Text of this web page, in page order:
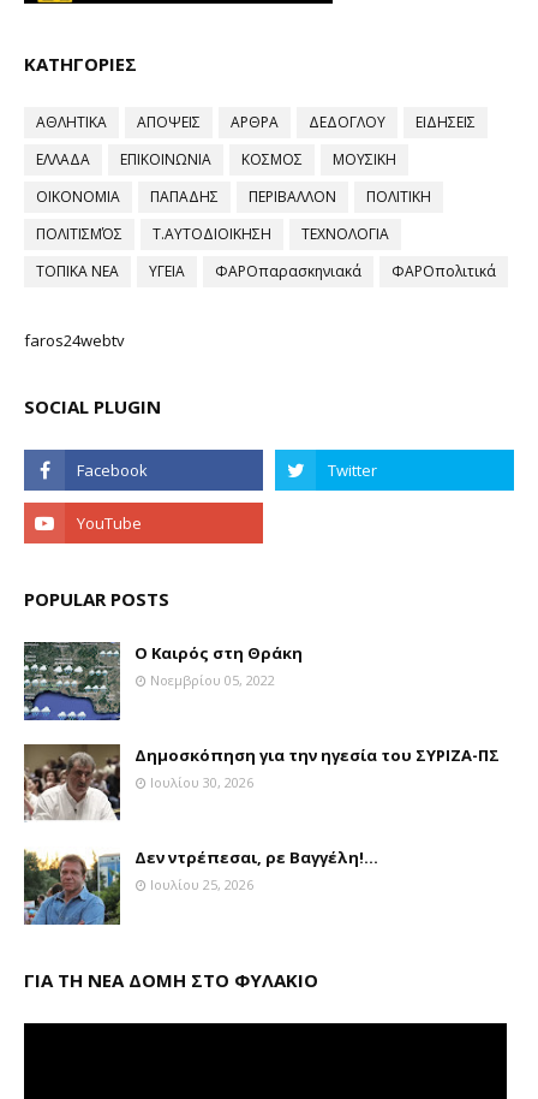
ΚΑΤΗΓΟΡΙΕΣ
ΑΘΛΗΤΙΚΑ ΑΠΟΨΕΙΣ ΑΡΘΡΑ ΔΕΔΟΓΛΟΥ
ΕΙΔΗΣΕΙΣ
ΕΛΛΑΔΑ
ΕΠΙΚΟΙΝΩΝΙΑ ΚΟΣΜΟΣ
ΜΟΥΣΙΚΗ
ΟΙΚΟΝΟΜΙΑ
ΠΑΠΑΔΗΣ ΠΕΡΙΒΑΛΛΟΝ
ΠΟΛΙΤΙΚΗ
ΠΟΛΙΤΙΣΜΌΣ
Τ.ΑΥΤΟΔΙΟΙΚΗΣΗ
ΤΕΧΝΟΛΟΓΙΑ
ΤΟΠΙΚΑ ΝΕΑ
ΥΓΕΙΑ ΦΑΡΟπαρασκηνιακά ΦΑΡΟπολιτικά
faros24webtv
SOCIAL PLUGIN
POPULAR POSTS
Ο Καιρός στη Θράκη
Νοεμβρίου 05, 2022
Δημοσκόπηση για την ηγεσία του ΣΥΡΙΖΑ-ΠΣ
Ιουλίου 30, 2026
Δεν ντρέπεσαι, ρε Βαγγέλη!...
Ιουλίου 25, 2026
ΓΙΑ ΤΗ ΝΕΑ ΔΟΜΗ ΣΤΟ ΦΥΛΑΚΙΟ